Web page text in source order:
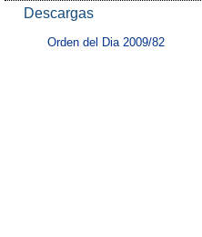
Descargas
Orden del Dia 2009/82